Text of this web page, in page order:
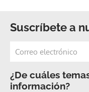
Suscríbete a
¿De cuáles
información?